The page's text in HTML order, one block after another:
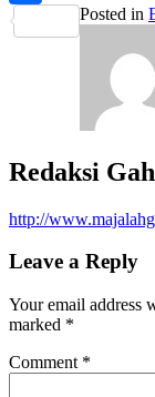
Share
Posted in
Redaksi
http://
Leave a Reply
Your email address
marked *
Comment *